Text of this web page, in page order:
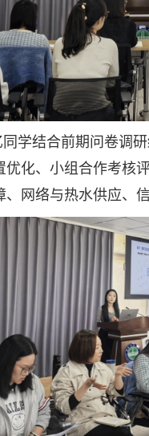
学结合前期问卷调
化、小组合作考核
网络与热水供应、